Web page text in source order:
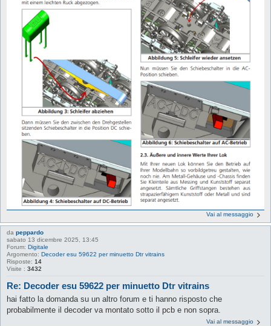
Vai al messaggio
da peppardo
sabato 13 dicembre 2025, 13:45
Forum: Digitale
Argomento: Decoder esu 59622 per minuetto Dtr vitrains
Risposte: 14
Visite : 3432
Re: Decoder esu 59622 per minuetto Dtr vitrains
hai fatto la domanda su un altro forum e ti hanno risposto che
probabilmente il decoder va montato sotto il pcb e non sopra.
Vai al messaggio